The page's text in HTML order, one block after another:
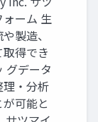
ーム 生
製造、
得でき
グデータ
・分析
可能と